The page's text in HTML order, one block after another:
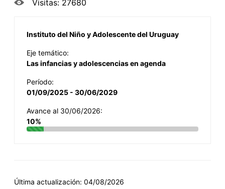
Visitas: 27680
Instituto del Niño y Adolescente del Uruguay
Eje temático:
Las infancias y adolescencias en agenda
Período:
01/09/2025 - 30/06/2029
Avance al 30/06/2026:
10%
Última actualización: 04/08/2026